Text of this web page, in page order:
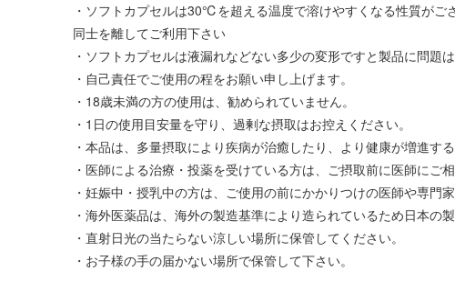
・ソフトカプセルは30℃を超える温度で溶けやすくなる性質が
同士を離してご利用下さい
・ソフトカプセルは液漏れなどない多少の変形ですと製品に問題は
・自己責任でご使用の程をお願い申し上げます。
・18歳未満の方の使用は、勧められていません。
・1日の使用目安量を守り、過剰な摂取はお控えください。
・本品は、多量摂取により疾病が治癒したり、より健康が増進す
・医師による治療・投薬を受けている方は、ご摂取前に医師にご相
・妊娠中・授乳中の方は、ご使用の前にかかりつけの医師や専門
・海外医薬品は、海外の製造基準により造られているため日本の
・直射日光の当たらない涼しい場所に保管してください。
・お子様の手の届かない場所で保管して下さい。